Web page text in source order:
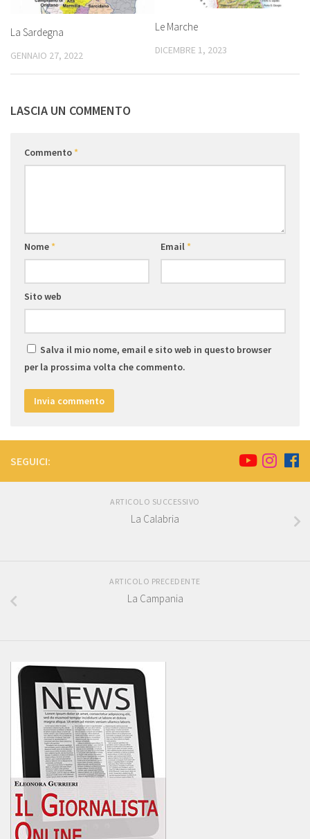
La Sardegna
GENNAIO 27, 2022
Le Marche
DICEMBRE 1, 2023
LASCIA UN COMMENTO
Commento*
Nome* Email*
Sito web
Salva il mio nome, email e sito web in questo browser
per la prossima volta che commento.
SEGUICI:
ARTICOLO SUCCESSIVO
La Calabria
ARTICOLO PRECEDENTE
La Campania